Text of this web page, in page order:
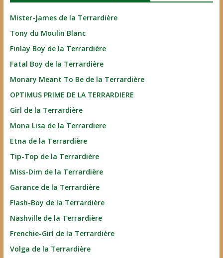
Mister-James de la Terrardière
Tony du Moulin Blanc
Finlay Boy de la Terrardière
Fatal Boy de la Terrardière
Monary Meant To Be de la Terrardière
OPTIMUS PRIME DE LA TERRARDIERE
Girl de la Terrardière
Mona Lisa de la Terrardiere
Etna de la Terrardière
Tip-Top de la Terrardière
Miss-Dim de la Terrardière
Garance de la Terrardière
Flash-Boy de la Terrardière
Nashville de la Terrardière
Frenchie-Girl de la Terrardière
Volga de la Terrardière